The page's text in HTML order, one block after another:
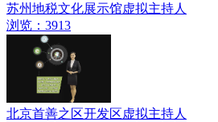
苏州地税文化展示馆虚拟主持人
浏览：3913
北京首善之区开发区虚拟主持人